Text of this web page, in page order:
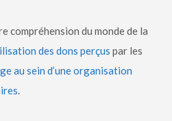
compréhension du monde de la
des dons perçus par les
au sein d’une organisation
.